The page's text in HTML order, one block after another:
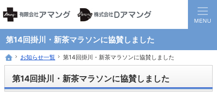
第14回掛川・新茶マラソンに協賛しました
静岡県西部地方の地域医療を担う調剤保険薬局グループです。
患者様と医療機関の間に入り、地域全体の健康に貢献する薬局を目指して
ホーム
お知らせ一覧 第14回掛川・新茶マラソンに協賛しました
第14回掛川・新茶マラソンに協賛しました
ホーム
お知らせ一覧 第14回掛川・新茶マラソンに協賛しました